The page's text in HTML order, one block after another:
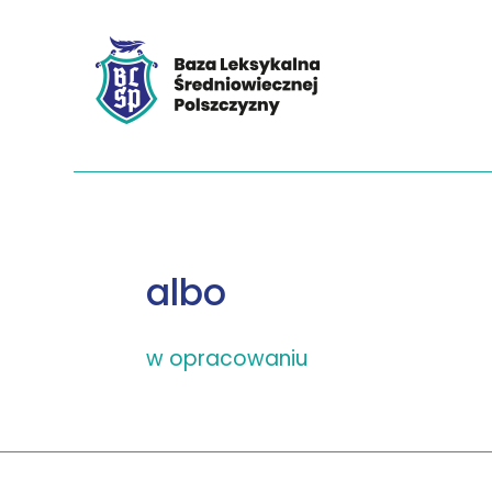
albo
w opracowaniu